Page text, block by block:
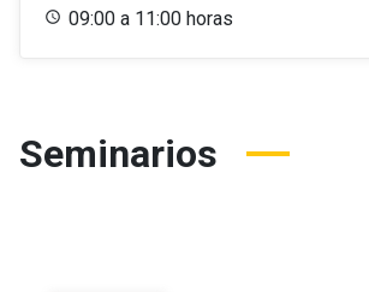
09:00 a 11:00 horas
Seminarios